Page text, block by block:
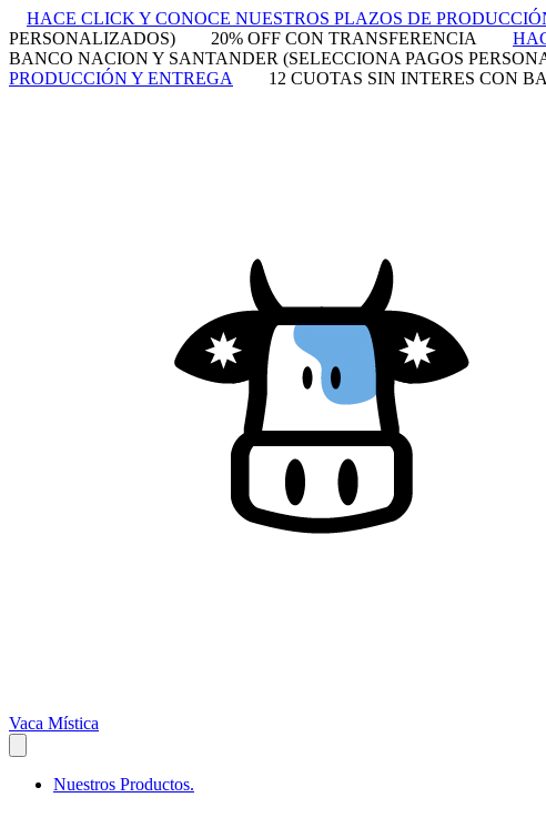
HACE CLICK Y CONOCE NUESTROS PLAZOS DE
PERSONALIZADOS)
20% OFF CON TRANSFERENCIA
BANCO NACION Y SANTANDER (SELECCIONA PAGOS
PRODUCCIÓN Y ENTREGA
12 CUOTAS SIN INTERES CON
Vaca Mística
Nuestros Productos.